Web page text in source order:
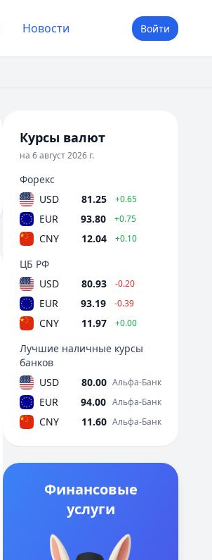
Новости Войти
Курсы валют
на 6 август 2026 г.
Форекс
USD
81.25 +0.65
EUR 93.80 +0.75
CNY 12.04 +0.10
ЦБ РФ
USD
80.93 -0.20
EUR 93.19 -0.39
CNY 11.97 +0.00
Лучшие наличные курсы
банков
USD
80.00 Альфа-Банк
EUR 94.00 Альфа-Банк
CNY 11.60 Альфа-Банк
Финансовые
услуги